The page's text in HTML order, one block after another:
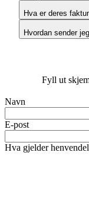
Hva er deres
Hvordan sender
Fyll ut
Navn
Fornavn
E-post
Hva gjelder